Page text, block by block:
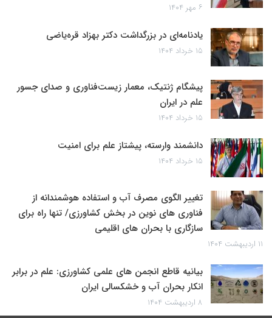
۶ مهر ۱۴۰۴
یادنامه‌ای در بزرگداشت دکتر بهزاد قره‌یاضی
۱۵ خرداد ۱۴۰۴
پیشگام ژنتیک، معمار زیست‌فناوری و صدای جسور
علم در ایران
۱۵ خرداد ۱۴۰۴
دانشمند وارسته، پیشتاز علم برای امنیت
۱۵ خرداد ۱۴۰۴
تغییر الگوی مصرف آب و استفاده هوشمندانه از
فناوری های نوین در بخش کشاورزی/ تنها راه برای
سازگاری با بحران های اقلیمی
۱۱ اردیبهشت ۱۴۰۴
بیانیه قاطع انجمن های علمی کشاورزی: علم در برابر
انکار بحران آب و خشکسالی ایران
۸ اردیبهشت ۱۴۰۴